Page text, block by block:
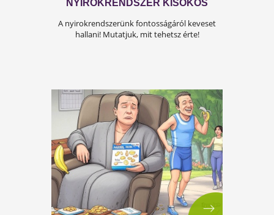
átállás. Ugyanakkor lehet jól csinálni!
Olvass tovább a tippekért!